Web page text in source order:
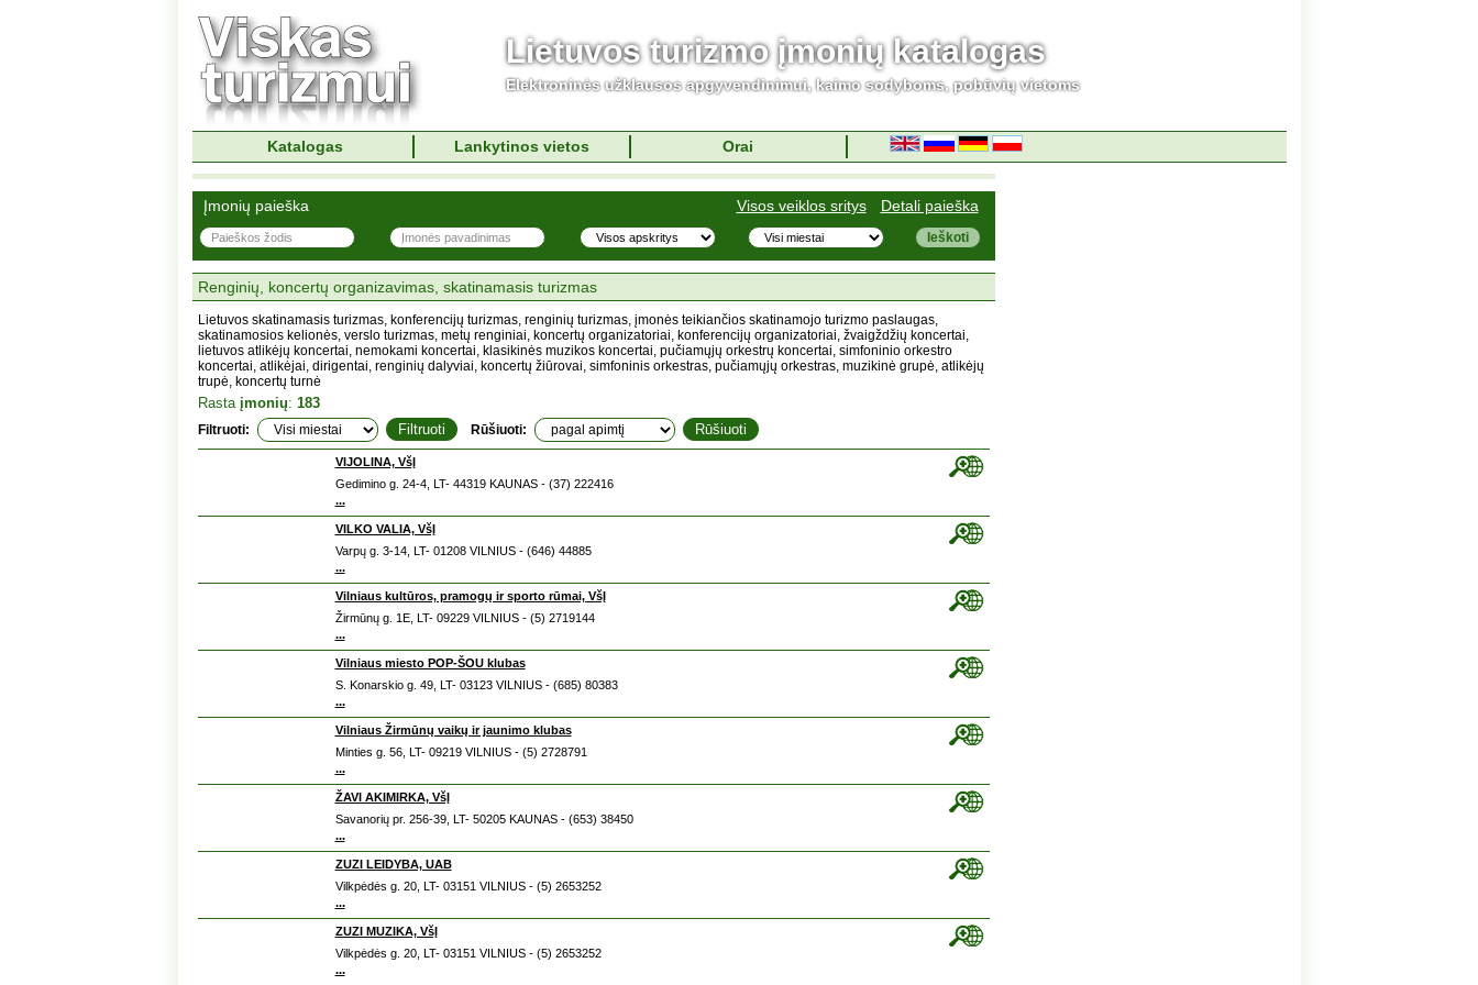
Lietuvos turizmo įmonių katalogas
Elektroninės užklausos apgyvendinimui, kaimo sodyboms, pobūvių vietoms
Katalogas Lankytinos vietos Orai
Visos veiklos sritys Detali paieška
Įmonių paieška
Renginių, koncertų organizavimas, skatinamasis turizmas
Lietuvos skatinamasis turizmas, konferencijų turizmas, renginių turizmas, įmonės teikiančios skatinamojo turizmo paslaugas,
skatinamosios kelionės, verslo turizmas, metų renginiai, koncertų organizatoriai, konferencijų organizatoriai, žvaigždžių koncertai,
lietuvos atlikėjų koncertai, nemokami koncertai, klasikinės muzikos koncertai, pučiamųjų orkestrų koncertai, simfoninio orkestro
koncertai, atlikėjai, dirigentai, renginių dalyviai, koncertų žiūrovai, simfoninis orkestras, pučiamųjų orkestras, muzikinė grupė, atlikėjų
trupė, koncertų turnė
Rasta įmonių: 183
Filtruoti: Rūšiuoti:
VIJOLINA, VšĮ
Gedimino g. 24-4, LT- 44319 KAUNAS - (37) 222416
...
VILKO VALIA, VšĮ
Varpų g. 3-14, LT- 01208 VILNIUS - (646) 44885
...
Vilniaus kultūros, pramogų ir sporto rūmai, VšĮ
Žirmūnų g. 1E, LT- 09229 VILNIUS - (5) 2719144
...
Vilniaus miesto POP-ŠOU klubas
S. Konarskio g. 49, LT- 03123 VILNIUS - (685) 80383
...
Vilniaus Žirmūnų vaikų ir jaunimo klubas
Minties g. 56, LT- 09219 VILNIUS - (5) 2728791
...
ŽAVI AKIMIRKA, VšĮ
Savanorių pr. 256-39, LT- 50205 KAUNAS - (653) 38450
...
ZUZI LEIDYBA, UAB
Vilkpėdės g. 20, LT- 03151 VILNIUS - (5) 2653252
...
ZUZI MUZIKA, VšĮ
Vilkpėdės g. 20, LT- 03151 VILNIUS - (5) 2653252
...